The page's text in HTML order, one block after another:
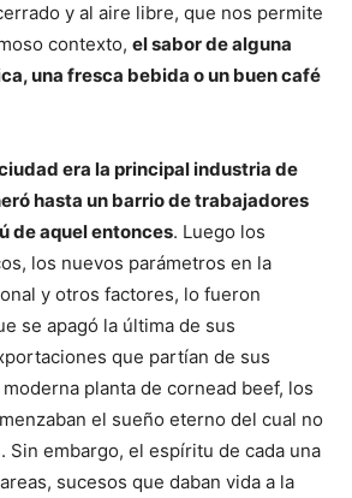
y al aire libre, que nos permite
contexto, el sabor de alguna
una fresca bebida o un buen café
era la principal industria de
hasta un barrio de trabajadores
de aquel entonces. Luego los
los nuevos parámetros en la
y otros factores, lo fueron
se apagó la última de sus
que partían de sus
planta de cornead beef, los
el sueño eterno del cual no
Sin embargo, el espíritu de cada una
sucesos que daban vida a la